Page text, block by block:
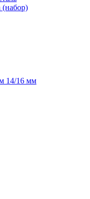
(набор)
14/16 мм